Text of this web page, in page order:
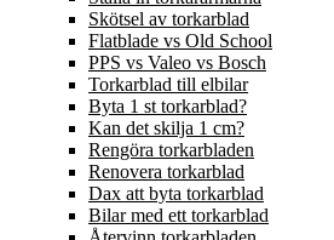
Skötsel av torkarblad
Flatblade vs Old School
PPS vs Valeo vs Bosch
Torkarblad till elbilar
Byta 1 st torkarblad?
Kan det skilja 1 cm?
Rengöra torkarbladen
Renovera torkarblad
Dax att byta torkarblad
Bilar med ett torkarblad